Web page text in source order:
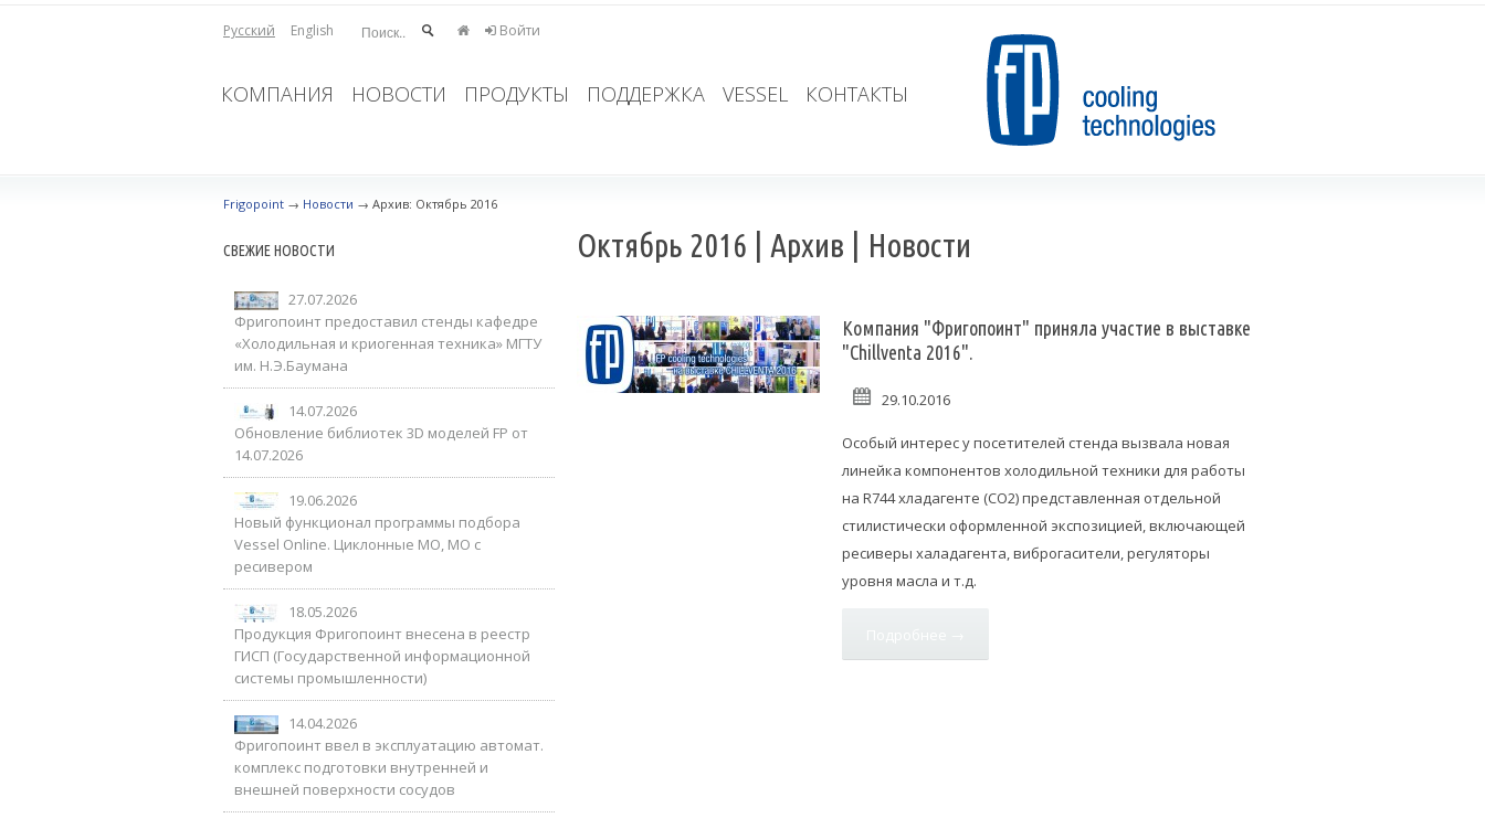
КОМПАНИЯ НОВОСТИ ПРОДУКТЫ ПОДДЕРЖКА VESSEL КОНТАКТЫ
Русский English Войти
Frigopoint → Новости → Архив: Октябрь 2016
СВЕЖИЕ НОВОСТИ
27.07.2026
Фригопоинт предоставил стенды кафедре
«Холодильная и криогенная техника» МГТУ
им. Н.Э.Баумана
14.07.2026
Обновление библиотек 3D моделей FP от
14.07.2026
19.06.2026
Новый функционал программы подбора
Vessel Online. Циклонные МО, МО с
ресивером
18.05.2026
Продукция Фригопоинт внесена в реестр
ГИСП (Государственной информационной
системы промышленности)
14.04.2026
Фригопоинт ввел в эксплуатацию автомат.
комплекс подготовки внутренней и
внешней поверхности сосудов
Октябрь 2016 | Архив | Новости
Компания "Фригопоинт" приняла участие в выставке
"Chillventa 2016".
29.10.2016
Особый интерес у посетителей стенда вызвала новая
линейка компонентов холодильной техники для работы
на R744 хладагенте (CO2) представленная отдельной
стилистически оформленной экспозицией, включающей
ресиверы халадагента, виброгасители, регуляторы
уровня масла и т.д.